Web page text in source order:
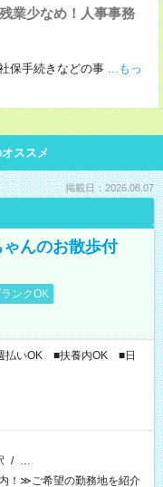
業少なめ！人事事務
保手続きなどの事 ...もっ
ススメ
掲載日：2026.08.07
ゃんのお散歩付
ンクOK
払いOK ■扶養内OK ■日
/ …
！≫ご希望の勤務地を紹介